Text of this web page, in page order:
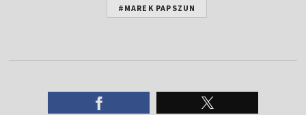
#MAREK PAPSZUN